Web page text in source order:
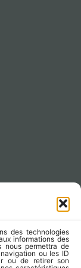
des technologies
informations des
nous permettra de
ou les ID
ou de retirer son